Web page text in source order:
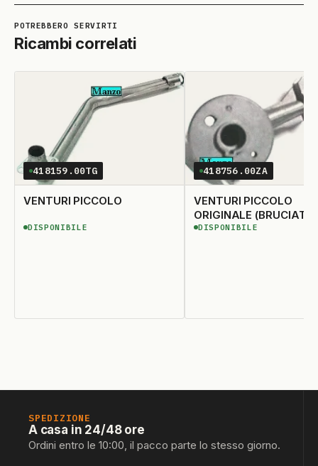
Ricambi correlati
418159.00TG
VENTURI PICCOLO
DISPONIBILE
DISPONIBILE
418756.00ZA
VENTURI PICCOLO
ORIGINALE
418735)
DISPONIBILE
DISPONIBILE
SPEDIZIONE
A casa in 24/48 ore
Ordini entro le 10:00, il pacco parte lo stesso giorno.